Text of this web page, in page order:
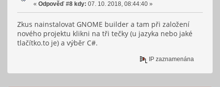
« Odpověď #8 kdy: 07. 10. 2018, 08:44:40 »
Zkus nainstalovat GNOME builder a tam při založení
nového projektu klikni na tři tečky (u jazyka nebo jaké
tlačítko.to je) a výběr C#.
IP zaznamenána